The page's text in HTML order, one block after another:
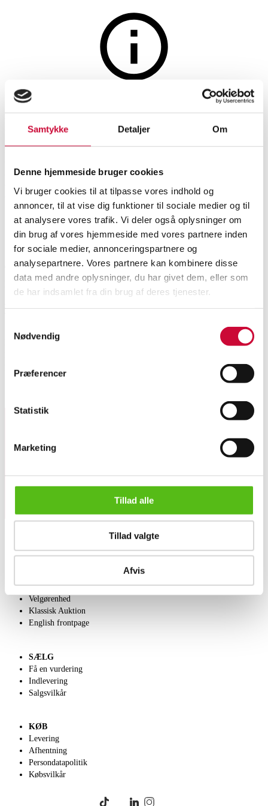
Samtykke Detaljer Om
Denne hjemmeside bruger cookies
Vi bruger cookies til at tilpasse vores indhold og
annoncer, til at vise dig funktioner til sociale medier og til
at analysere vores trafik. Vi deler også oplysninger om
din brug af vores hjemmeside med vores partnere inden
for sociale medier, annonceringspartnere og
analysepartnere. Vores partnere kan kombinere disse
data med andre oplysninger, du har givet dem, eller som
de har indsamlet fra din brug af deres tjenester.
Nødvendig
Præferencer
Statistik
Marketing
Tillad alle
Tillad valgte
Afvis
Havemøbler
Ronan og Erwan Bouroullec for HAY. Udendørs loungebord, Iron...
Ronan og Erwan Bouroullec
for HAY. Udendørs
loungebord, Iron Red, model
Balcony.
SHOWROOM
Aarhus
VURDERING
DKK 1.500
VARENUMMER
6584104
Momsvare
Beskrivelse
Ronan og Erwan Bouroullec. Udendørs lounge/havebord, farven Iron Red.
Fremstår ubrugt i original emballage. Modelfoto.
Tilmeld dig vores nyhedsbrev og modtag nyheder samt
Kontakt os
Velgørenhed
Klassisk Auktion
English frontpage
SÆLG
Få en vurdering
Indlevering
Salgsvilkår
KØB
Levering
Afhentning
Persondatapolitik
Købsvilkår